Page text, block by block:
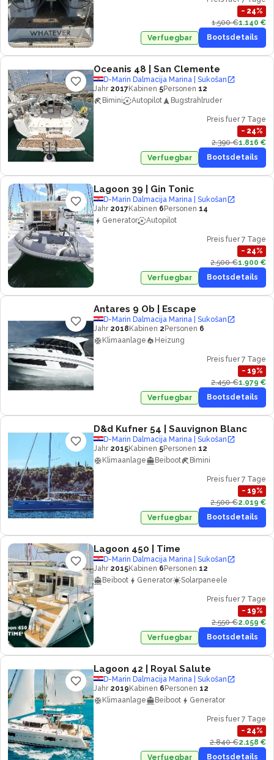
− 24%
1.500 €1.140 €
Verfuegbar
Bootsdetails
Oceanis 48 | San Clemente
D-Marin Dalmacija Marina | Sukošan
Jahr 2017Kabinen 5Personen 12
Bimini
Autopilot Bugstrahlruder
Preis fuer 7 Tage
− 24%
2.390 €1.816 €
Verfuegbar
Bootsdetails
Lagoon 39 | Gin Tonic
D-Marin Dalmacija Marina | Sukošan
Jahr 2017Kabinen 6 Personen 14
Generator
Autopilot
Preis fuer 7 Tage
− 24%
2.500 €1.900 €
Verfuegbar
Bootsdetails
Antares 9 Ob | Escape
D-Marin Dalmacija Marina | Sukošan
Jahr 2018 Kabinen 2 Personen 6
Klimaanlage
Heizung
Preis fuer 7 Tage
− 19%
2.450 €1.979 €
Verfuegbar
Bootsdetails
D&d Kufner 54 | Sauvignon Blanc
D-Marin Dalmacija Marina | Sukošan
Jahr 2015Kabinen 5Personen 12
Klimaanlage
Beiboot Bimini
Preis fuer 7 Tage
− 19%
2.500 €2.019 €
Verfuegbar
Bootsdetails
Lagoon 450 | Time
D-Marin Dalmacija Marina | Sukošan
Jahr 2015Kabinen 6 Personen 12
Beiboot
Generator Solarpaneele
Preis fuer 7 Tage
− 19%
2.550 €2.059 €
Verfuegbar
Bootsdetails
Lagoon 42 | Royal Salute
D-Marin Dalmacija Marina | Sukošan
Jahr 2019 Kabinen 6 Personen 12
Klimaanlage
Beiboot Generator
Preis fuer 7 Tage
− 24%
2.840 €2.158 €
Verfuegbar
Bootsdetails